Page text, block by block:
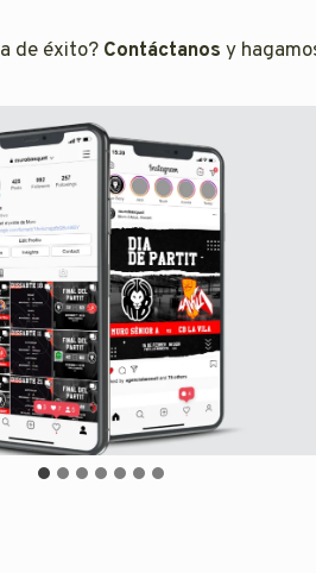
de éxito? Contáctanos y